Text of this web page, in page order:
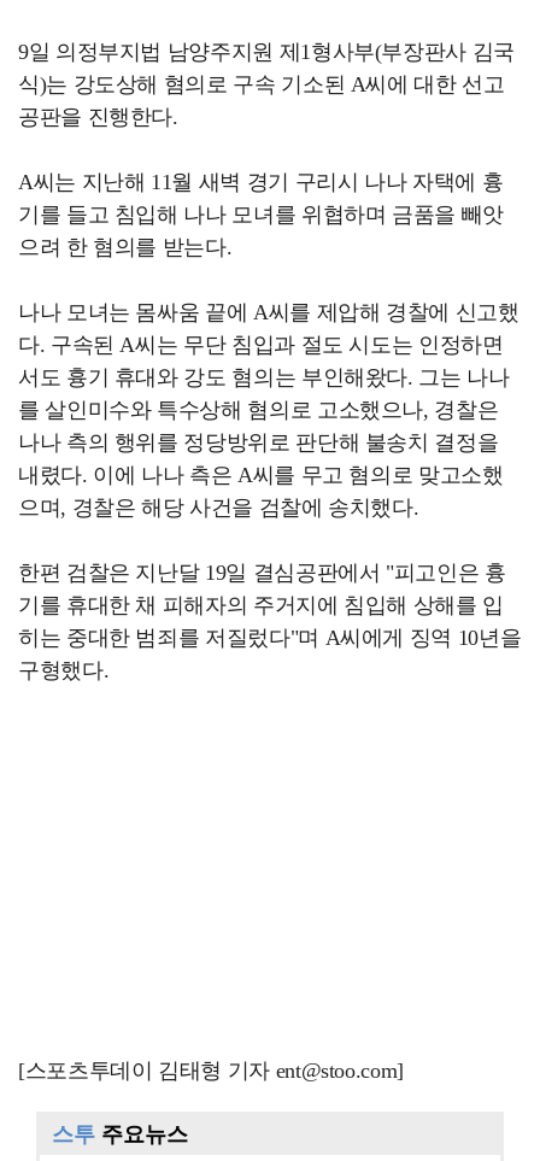
9일 의정부지법 남양주지원 제1형사부(부장판사 김국
식)는 강도상해 혐의로 구속 기소된 A씨에 대한 선고
공판을 진행한다.
A씨는 지난해 11월 새벽 경기 구리시 나나 자택에 흉
기를 들고 침입해 나나 모녀를 위협하며 금품을 빼앗
으려 한 혐의를 받는다.
나나 모녀는 몸싸움 끝에 A씨를 제압해 경찰에 신고했
다. 구속된 A씨는 무단 침입과 절도 시도는 인정하면
서도 흉기 휴대와 강도 혐의는 부인해왔다. 그는 나나
를 살인미수와 특수상해 혐의로 고소했으나, 경찰은
나나 측의 행위를 정당방위로 판단해 불송치 결정을
내렸다. 이에 나나 측은 A씨를 무고 혐의로 맞고소했
으며, 경찰은 해당 사건을 검찰에 송치했다.
한편 검찰은 지난달 19일 결심공판에서 "피고인은 흉
기를 휴대한 채 피해자의 주거지에 침입해 상해를 입
히는 중대한 범죄를 저질렀다"며 A씨에게 징역 10년을
구형했다.
[스포츠투데이 김태형 기자 ent@stoo.com]
스투 주요뉴스